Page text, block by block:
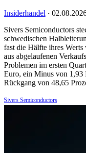
Insiderhandel ·
Sivers Semiconductors
schwedischen
fast die Hälfte ihres
aus abgelaufenen
Problemen im ersten
Euro, ein Minus von 1,93
Rückgang von 48,65
Sivers Semiconductors